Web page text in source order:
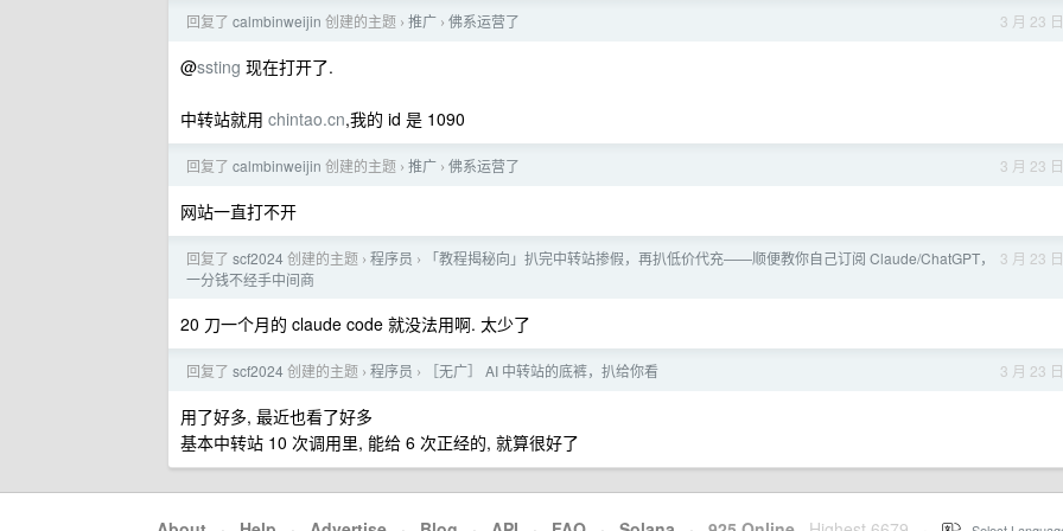
3 月 23 日
回复了 calmbinweijin 创建的主题 › 推广 › 佛系运营了
@ssting 现在打开了.
中转站就用 chintao.cn,我的 id 是 1090
3 月 23 日
回复了 calmbinweijin 创建的主题 › 推广 › 佛系运营了
网站一直打不开
3 月 23 日
回复了 scf2024创建的主题 › 程序员 ›
「教程揭秘向」扒完中转站掺假，再扒低价代充——顺便教你自己订阅 Claude/ChatGPT，
一分钱不经手中间商
20 刀一个月的 claude code 就没法用啊. 太少了
3 月 23 日
回复了 scf2024创建的主题 › 程序员 › ［无广］ AI 中转站的底裤，扒给你看
用了好多, 最近也看了好多
基本中转站 10 次调用里, 能给 6 次正经的, 就算很好了